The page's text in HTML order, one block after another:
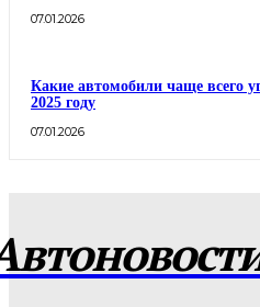
07.01.2026
Какие автомобили чаще всего
2025 году
07.01.2026